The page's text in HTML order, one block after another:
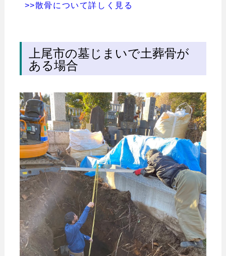
>>散骨について詳しく見る
上尾市の墓じまいで土葬骨が
ある場合